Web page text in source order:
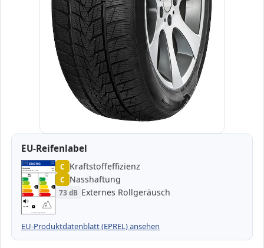
EU-Reifenlabel
ENERG 547309
Imperial IN339
255/60 R18 112V C1
A
B
C
C
D
E
A
B
C
C
D
E
73 dB B
Verordnung (EU) 2020/740
C Kraftstoffeffizienz
C Nasshaftung
73 dB Externes Rollgeräusch
EU-Produktdatenblatt (EPREL) ansehen